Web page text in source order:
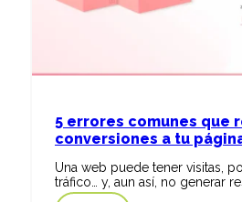
5 errores comunes que
conversiones a tu
Una web puede tener visitas,
tráfico… y, aun así, no generar